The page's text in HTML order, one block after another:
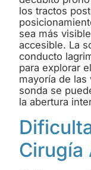
los tractos
sea más
accesible. La
conducto
para explorar
mayoría de
sonda se
la abertura
Cirugía